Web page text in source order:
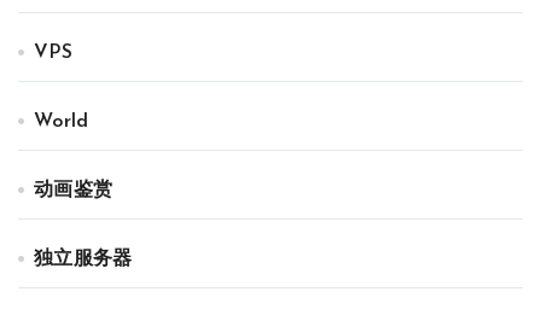
VPS
World
动画鉴赏
独立服务器